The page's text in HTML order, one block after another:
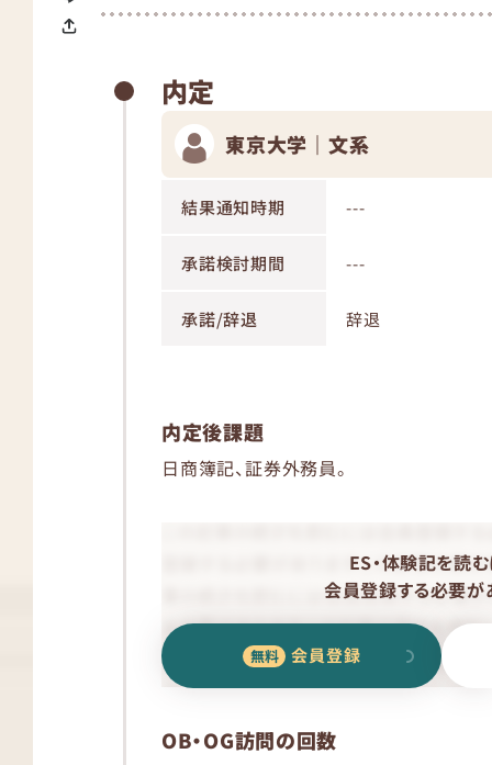
内定
東京大学｜文系
結果通知時期 ---
承諾検討期間 ---
承諾/辞退 辞退
内定後課題
日商簿記、証券外務員。
ES・体験記を読む
会員登録する必要が
会員登録
OB・OG訪問の回数